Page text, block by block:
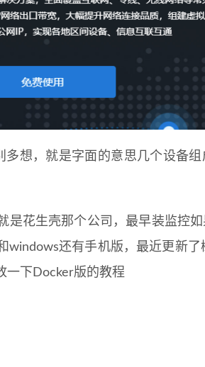
想，就是字面的意思几个设备
是花生壳那个公司，最早装监控
windows还有手机版，最近更新
一下Docker版的教程